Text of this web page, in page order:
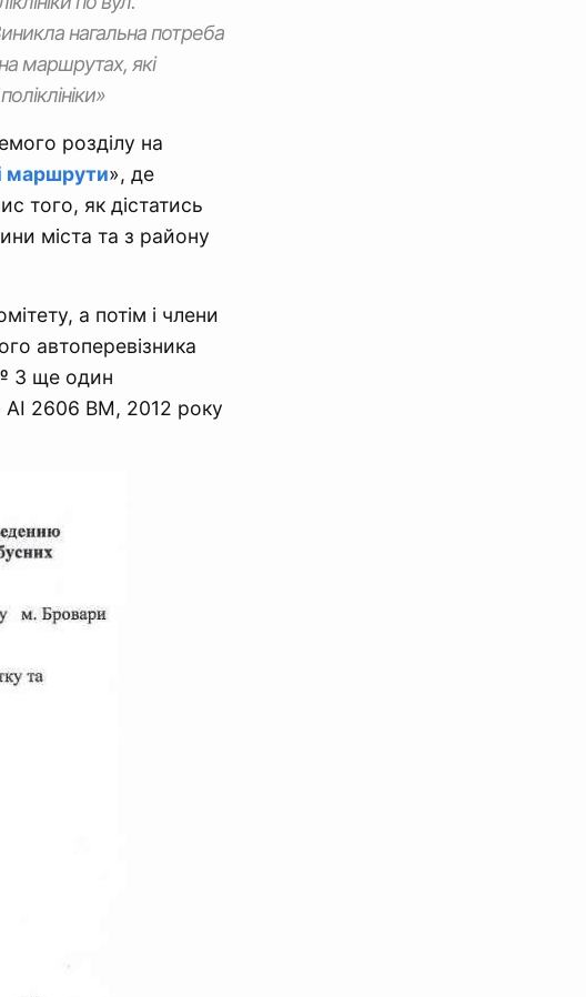
нагальна потреба
маршрутах, які
розділу на
маршрути», де
того, як дістатись
міста та з району
а потім і члени
автоперевізника
3 ще один
2606 ВМ, 2012 року